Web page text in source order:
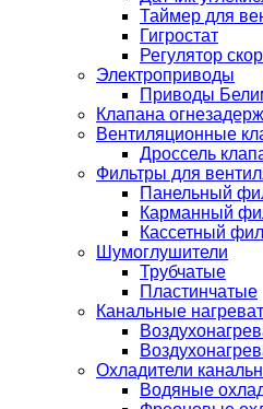
Таймер для
Гигростат
Регулятор
Электроприводы
Приводы
Клапана
Вентиляционные
Дроссель
Фильтры для
Панельный
Карманный
Кассетный
Шумоглушители
Трубчатые
Пластинчатые
Канальные
Охладители
Водяные